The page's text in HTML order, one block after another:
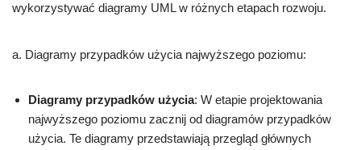
wykorzystywać diagramy UML w różnych etapach rozwoju.
a. Diagramy przypadków użycia najwyższego poziomu:
Diagramy przypadków użycia: W etapie projektowania
najwyższego poziomu zacznij od diagramów przypadków
użycia. Te diagramy przedstawiają przegląd głównych